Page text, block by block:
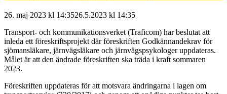
26. maj 2023 kl 14:3526.5.2023 kl 14:35
Transport- och kommunikationsverket (Traficom) har beslutat att
inleda ett föreskriftsprojekt där föreskriften Godkännandekrav för
sjömansläkare, järnvägsläkare och järnvägspsykologer uppdateras.
Målet är att den ändrade föreskriften ska träda i kraft sommaren
2023.
Föreskriften uppdateras för att motsvara ändringarna i lagen om